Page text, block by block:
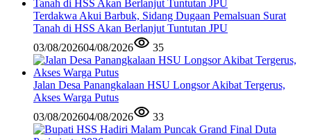
Terdakwa Akui Barbuk, Sidang Dugaan Pemalsuan Surat
Tanah di HSS Akan Berlanjut Tuntutan JPU
03/08/202604/08/2026 35
Jalan Desa Panangkalaan HSU Longsor Akibat Tergerus,
Akses Warga Putus
03/08/202604/08/2026 33